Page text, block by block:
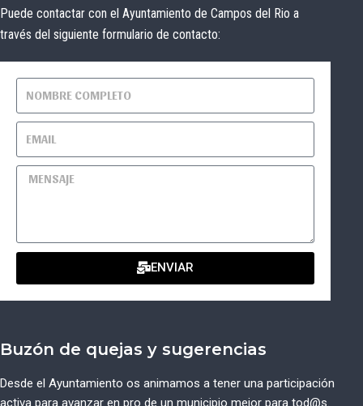
Puede contactar con el Ayuntamiento de Campos del Rio a
través del siguiente formulario de contacto:
ENVIAR
Buzón de quejas y sugerencias
Desde el Ayuntamiento os animamos a tener una participación
activa para avanzar en pro de un municipio mejor para tod@s.